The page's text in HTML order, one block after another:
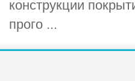
конструкции
прого ...